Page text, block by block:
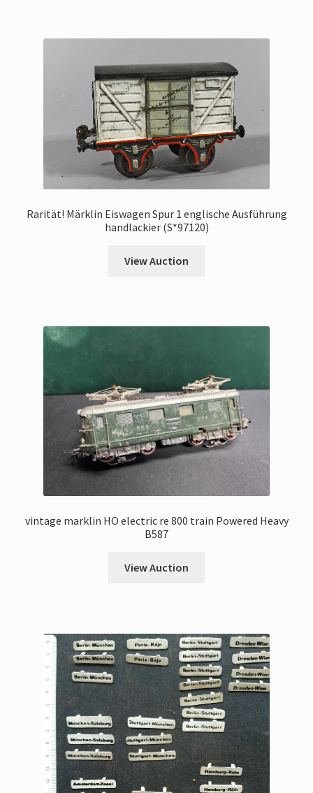
Rarität! Märklin Eiswagen Spur 1 englische Ausführung
handlackier (S*97120)
View Auction
vintage marklin HO electric re 800 train Powered Heavy
B587
View Auction